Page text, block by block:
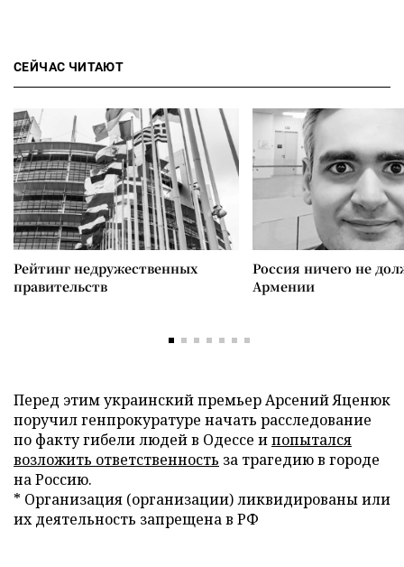
СЕЙЧАС ЧИТАЮТ
Рейтинг недружественных
правительств
Россия ничего не
Армении
Перед этим украинский премьер Арсений Яценюк
поручил генпрокуратуре начать расследование
по факту гибели людей в Одессе ипопытался
возложить ответственность за трагедию в городе
на Россию.
* Организация (организации) ликвидированы или
их деятельность запрещена в РФ